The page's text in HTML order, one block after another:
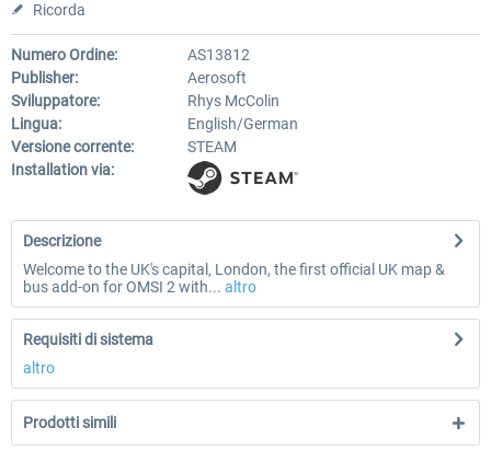
Ricorda
Numero Ordine:
AS13812
Publisher:
Aerosoft
Sviluppatore:
Rhys McColin
Lingua:
English/German
Versione corrente:
STEAM
Installation via:
Descrizione
Welcome to the UK's capital, London, the first official UK map &
bus add-on for OMSI 2 with... altro
Requisiti di sistema
altro
Prodotti simili